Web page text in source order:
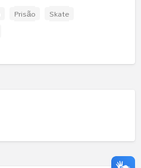
Prisão
Skate